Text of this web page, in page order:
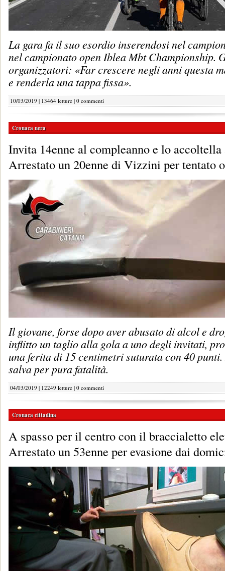
La gara fa il suo esordio inserendosi nel
nel campionato open Iblea Mbt Championship.
organizzatori: «Far crescere negli anni questa
e renderla una tappa fissa».
10/03/2019 | 13464 letture | 0 commenti
Cronaca nera
Invita 14enne al compleanno e lo
Arrestato un 20enne di Vizzini per tentato
Il giovane, forse dopo aver abusato di alcol e
inflitto un taglio alla gola a uno degli invitati,
una ferita di 15 centimetri suturata con 40
salva per pura fatalità.
04/03/2019 | 12249 letture | 0 commenti
Cronaca cittadina
A spasso per il centro con il braccialetto
Arrestato un 53enne per evasione dai